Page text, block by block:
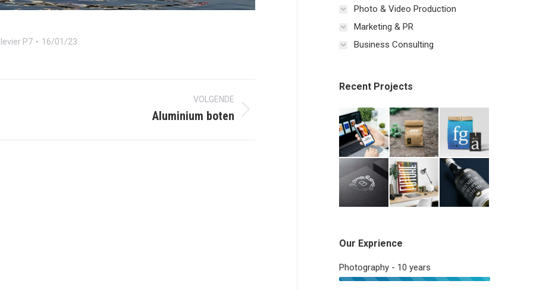
P7 16/01/23
VOLGENDE
Aluminium boten
Photo & Video Production
Marketing & PR
Business Consulting
Recent Projects
Our Exprience
Photography - 10 years